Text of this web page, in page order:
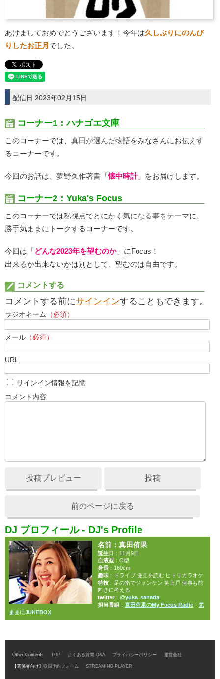
あけましておめでとうございます！今年は久しぶりにのんび
りしたお正月 でした。
配信日 2023年02月15日
コーナー1：ハナゴエ文庫
このコーナーでは、 真田が選んだ物語をみなさんにお伝えす
るコーナーです。
今回のお話は、夢野久作著書「懐中時計」をお届けします。
コーナー2：Yuka's Focus
このコーナーでは私視点でとにかく 気になる事︎をテーマに、
勝手気ままにトークするコーナーです。
今回は「どんな2023年を望むのか」にFocus！
出来るか出来ないかは別として、望むのは自由です。
コメントする
コメントする前にサインインすることもできます。
ラジオネーム （必須）
メール （必須）
URL
サインイン情報を記憶
コメント内容
投稿プレビュー 投稿
前のページに戻る
DJ プロフィール - DJ's Profile
名前 ：真田侑果
誕生日 ：11月9日
血液型：O型
身長：160cm
趣味：ドライブ 漫画を読む ヒトリカラオケ
特技：足の指でジャンケン 笑上戸 何事も前
向きに考える
twitter： @yuka_sanada
担当番組 ： 真田侑果のMy Focus Radio｜ 気
ままにJUKEBOX
Other Contents TOP よくある質問 Q&A プライバシーポリシー 運営会社
【関係者向け】 収録予約フォーム STREAMING PLAYER